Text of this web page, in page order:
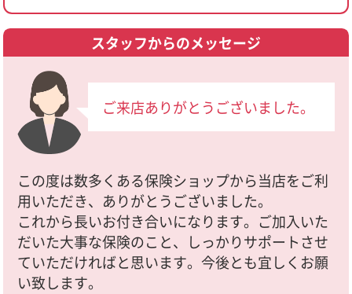
スタッフからのメッセージ
ご来店ありがとうございました。
この度は数多くある保険ショップから当店をご利
用いただき、ありがとうございました。
これから長いお付き合いになります。ご加入いた
だいた大事な保険のこと、しっかりサポートさせ
ていただければと思います。今後とも宜しくお願
い致します。